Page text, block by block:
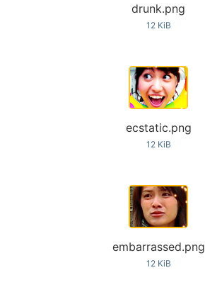
drunk.png
12 KiB
ecstatic.png
12 KiB
embarrassed.png
12 KiB